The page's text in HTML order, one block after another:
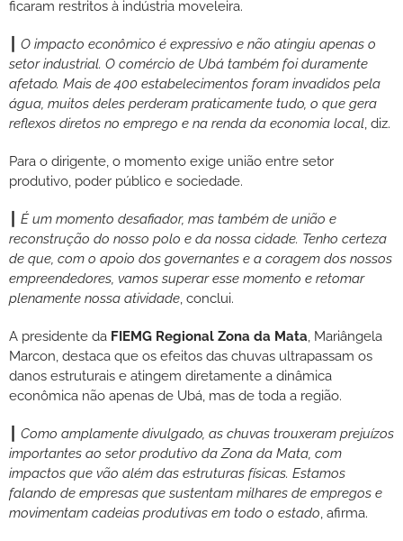
ficaram restritos à indústria moveleira.
O impacto econômico é expressivo e não atingiu apenas o
setor industrial. O comércio de Ubá também foi duramente
afetado. Mais de 400 estabelecimentos foram invadidos pela
água, muitos deles perderam praticamente tudo, o que gera
reflexos diretos no emprego e na renda da economia local, diz.
Para o dirigente, o momento exige união entre setor
produtivo, poder público e sociedade.
É um momento desafiador, mas também de união e
reconstrução do nosso polo e da nossa cidade. Tenho certeza
de que, com o apoio dos governantes e a coragem dos nossos
empreendedores, vamos superar esse momento e retomar
plenamente nossa atividade, conclui.
A presidente da FIEMG Regional Zona da Mata, Mariângela
Marcon, destaca que os efeitos das chuvas ultrapassam os
danos estruturais e atingem diretamente a dinâmica
econômica não apenas de Ubá, mas de toda a região.
Como amplamente divulgado, as chuvas trouxeram prejuízos
importantes ao setor produtivo da Zona da Mata, com
impactos que vão além das estruturas físicas. Estamos
falando de empresas que sustentam milhares de empregos e
movimentam cadeias produtivas em todo o estado, afirma.